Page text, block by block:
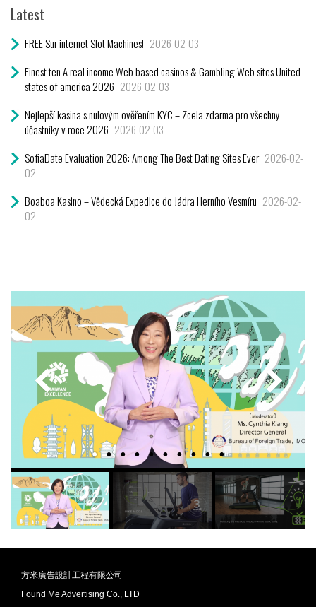
Latest
FREE Sur internet Slot Machines! 2026-02-03
Finest ten A real income Web based casinos & Gambling Web sites United
states of america 2026 2026-02-03
Nejlepší kasina s nulovým ověřením KYC – Zcela zdarma pro všechny
účastníky v roce 2026 2026-02-03
SofiaDate Evaluation 2026: Among The Best Dating Sites Ever 2026-02-
02
Boaboa Kasino – Vědecká Expedice do Jádra Herního Vesmíru 2026-02-
02
方米廣告設計工程有限公司
Found Me Advertising Co., LTD